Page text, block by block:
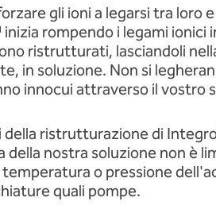
gli ioni a legarsi tra loro
rompendo i legami ionici
ristrutturati, lasciandoli
in soluzione. Non si
innocui attraverso il vostro
ristrutturazione di
della nostra soluzione non è
o pressione
quali pompe.